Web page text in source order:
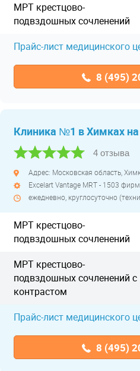
МРТ крестцово-
подвздошных сочленений
Прайс-лист медицинского
8 (495)
Клиника №1 в Химках
4 отзыва
Адрес: Московская область,
ежедневно, круглосуточно
МРТ крестцово-
подвздошных сочленений
МРТ крестцово-
подвздошных сочленений с
контрастом
Прайс-лист медицинского
8 (495)